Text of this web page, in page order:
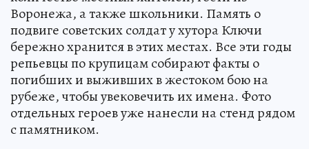
Воронежа, а также школьники. Память о
подвиге советских солдат у хутора Ключи
бережно хранится в этих местах. Все эти годы
репьевцы по крупицам собирают факты о
погибших и выживших в жестоком бою на
рубеже, чтобы увековечить их имена. Фото
отдельных героев уже нанесли на стенд рядом
с памятником.